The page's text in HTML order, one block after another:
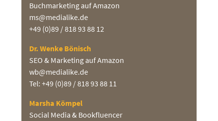
Buchmarketing auf Amazon
ms@medialike.de
+49 (0)89 / 818 93 88 12
Dr. Wenke Bönisch
SEO & Marketing auf Amazon
wb@medialike.de
Tel: +49 (0)89 / 818 93 88 11
Marsha Kömpel
Social Media & Bookfluencer